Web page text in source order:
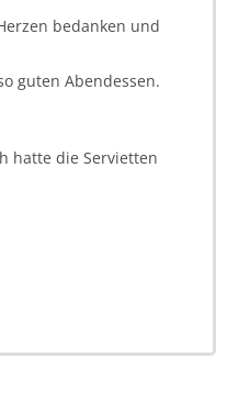
bedanken und
guten Abendessen.
hatte die Servietten